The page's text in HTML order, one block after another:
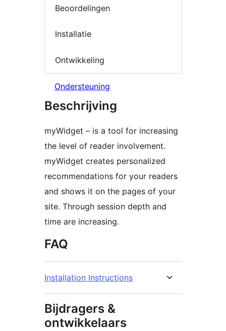
Beoordelingen
Installatie
Ontwikkeling
Ondersteuning
Beschrijving
myWidget – is a tool for increasing
the level of reader involvement.
myWidget creates personalized
recommendations for your readers
and shows it on the pages of your
site. Through session depth and
time are increasing.
FAQ
Installation Instructions
Bijdragers &
ontwikkelaars